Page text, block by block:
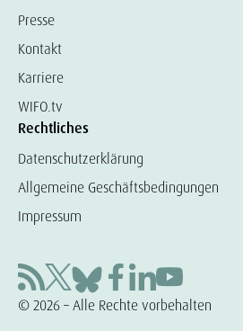
Presse
Kontakt
Karriere
WIFO.tv
Rechtliches
Datenschutzerklärung
Allgemeine Geschäftsbedingungen
Impressum
© 2026 – Alle Rechte vorbehalten